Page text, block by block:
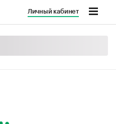
Личный кабинет